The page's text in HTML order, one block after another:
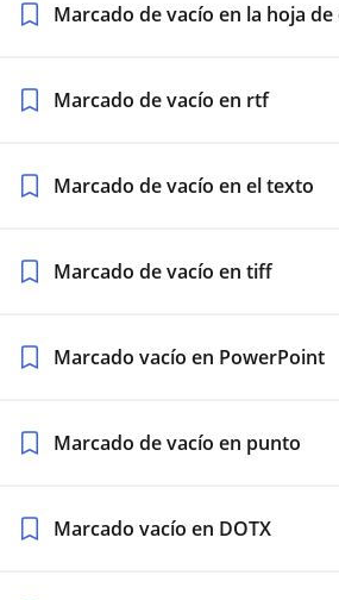
Marcado de vacío en la hoja de
Marcado de vacío en rtf
Marcado de vacío en el texto
Marcado de vacío en tiff
Marcado vacío en PowerPoint
Marcado de vacío en punto
Marcado vacío en DOTX